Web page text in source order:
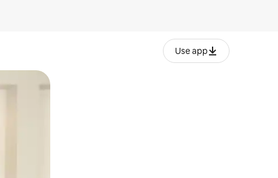
Use app